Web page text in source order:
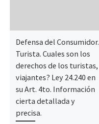
Defensa del Consumidor.
Turista. Cuales son los
derechos de los turistas,
viajantes? Ley 24.240 en
su Art. 4to. Información
cierta detallada y
precisa.